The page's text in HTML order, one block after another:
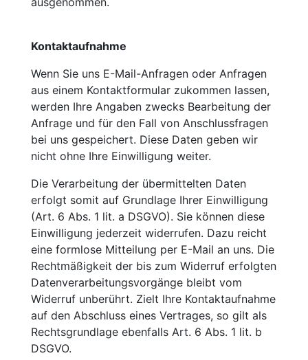
Kontaktaufnahme
Wenn Sie uns E-Mail-Anfragen oder Anfragen
aus einem Kontaktformular zukommen lassen,
werden Ihre Angaben zwecks Bearbeitung der
Anfrage und für den Fall von Anschlussfragen
bei uns gespeichert. Diese Daten geben wir
nicht ohne Ihre Einwilligung weiter.
Die Verarbeitung der übermittelten Daten
erfolgt somit auf Grundlage Ihrer Einwilligung
(Art. 6 Abs. 1 lit. a DSGVO). Sie können diese
Einwilligung jederzeit widerrufen. Dazu reicht
eine formlose Mitteilung per E-Mail an uns. Die
Rechtmäßigkeit der bis zum Widerruf erfolgten
Datenverarbeitungsvorgänge bleibt vom
Widerruf unberührt. Zielt Ihre Kontaktaufnahme
auf den Abschluss eines Vertrages, so gilt als
Rechtsgrundlage ebenfalls Art. 6 Abs. 1 lit. b
DSGVO.